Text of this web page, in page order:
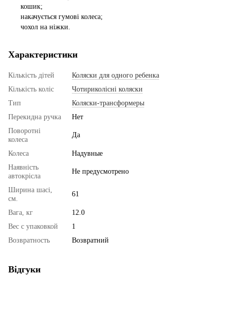
кошик;
накачується гумові колеса;
чохол на ніжки.
Характеристики
Кількість дітей
Коляски для одного ребенка
Кількість коліс
Чотириколісні коляски
Тип
Коляски-трансформеры
Перекидна ручка
Нет
Поворотні
колеса
Да
Колеса
Надувные
Наявність
автокрісла
Не предусмотрено
Ширина шасі,
см.
61
Вага, кг
12.0
Вес с упаковкой
1
Возвратность
Возвратний
Відгуки